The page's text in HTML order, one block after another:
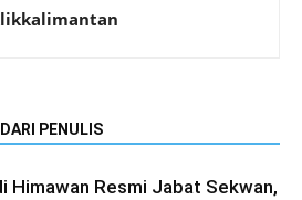
DARI PENULIS
Himawan Resmi Jabat Sekwan,